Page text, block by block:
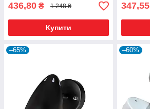
436,80 ₴ 1 248 ₴
Купити
347,55
–65% –60%